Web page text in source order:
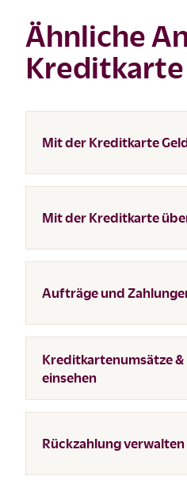
Ähnliche
Kreditkarte
Mit der Kreditkarte
Mit der Kreditkarte
Aufträge und
Kreditkartenumsätze &
einsehen
Rückzahlung verwalten